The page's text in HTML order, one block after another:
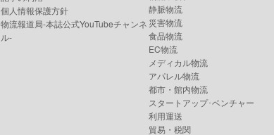
個人情報保護方針
物流報道局-本誌公式YouTubeチャンネ
ル-
静脈物流
災害物流
食品物流
EC物流
メディカル物流
アパレル物流
都市・館内物流
スタートアップ･ベンチャー
利用運送
貿易・税関